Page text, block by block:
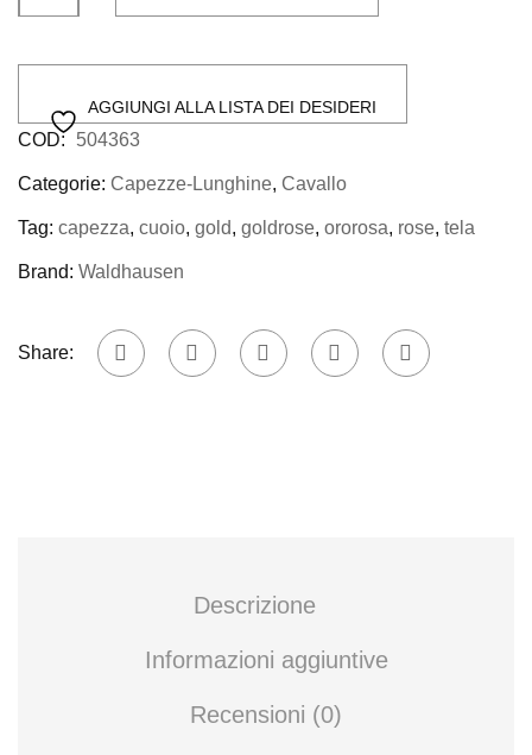
AGGIUNGI ALLA LISTA DEI DESIDERI
COD: 504363
Categorie: Capezze-Lunghine, Cavallo
Tag: capezza, cuoio, gold, goldrose, ororosa, rose, tela
Brand: Waldhausen
Share:
Descrizione
Informazioni aggiuntive
Recensioni (0)